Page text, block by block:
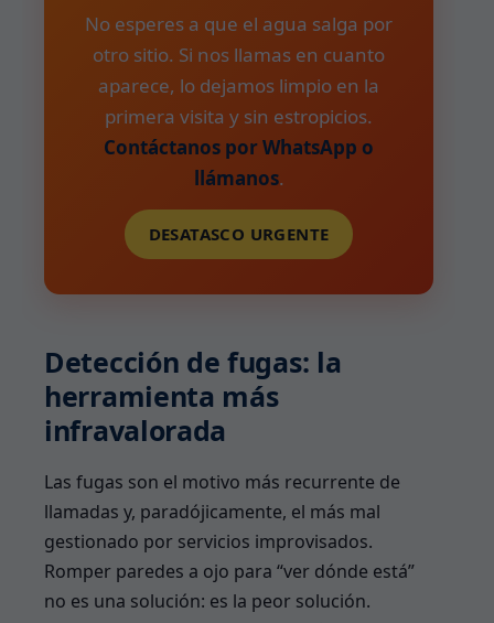
No esperes a que el agua salga por
otro sitio. Si nos llamas en cuanto
aparece, lo dejamos limpio en la
primera visita y sin estropicios.
Contáctanos por WhatsApp o
llámanos.
DESATASCO URGENTE
Detección de fugas: la
herramienta más
infravalorada
Las fugas son el motivo más recurrente de
llamadas y, paradójicamente, el más mal
gestionado por servicios improvisados.
Romper paredes a ojo para “ver dónde está”
no es una solución: es la peor solución.